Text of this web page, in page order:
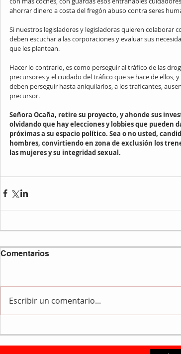
ahorrar dinero a costa del fregón abuso contra seres
Si nuestros legisladores y legisladoras quieren colaborar
deben escuchar a las corporaciones y evaluar sus
que les plantean.
Hacer lo contrario, es como perseguir al tráfico de las
precursores y el cuidado del tráfico que se hace de ellos,
deben perseguir hasta aniquilarlos, a los traficantes,
precursor.
Señora Ocaña, retire su proyecto, y ahonde sus
olvidando que hay elecciones y lobbies que pueden
próximas a su espacio político. Sea o no usted,
hombres, convirtiendo en zona de exclusión los
las mujeres y su integridad sexual.
Comentarios
Escribir un comentario...